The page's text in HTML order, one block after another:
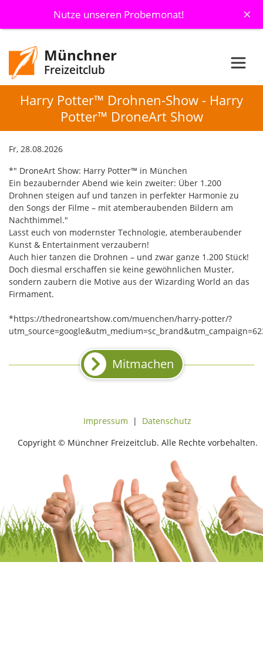
Nutze unseren Probemonat! ×
Münchner
Freizeitclub
Harry Potter™ Drohnen-Show - Harry
Potter™ DroneArt Show
Fr, 28.08.2026
*" DroneArt Show: Harry Potter™ in München
Ein bezaubernder Abend wie kein zweiter: Über 1.200
Drohnen steigen auf und tanzen in perfekter Harmonie zu
den Songs der Filme – mit atemberaubenden Bildern am
Nachthimmel."
Lasst euch von modernster Technologie, atemberaubender
Kunst & Entertainment verzaubern!
Auch hier tanzen die Drohnen – und zwar ganze 1.200 Stück!
Doch diesmal erschaffen sie keine gewöhnlichen Muster,
sondern zaubern die Motive aus der Wizarding World an das
Firmament.
*https://thedroneartshow.com/muenchen/harry-potter/?
Mitmachen
Impressum | Datenschutz
Copyright © Münchner Freizeitclub. Alle Rechte vorbehalten.